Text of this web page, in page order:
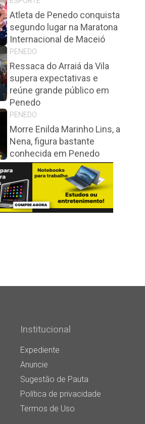
Atleta de Penedo conquista
segundo lugar na Maratona
Internacional de Maceió
PENEDO
Ressaca do Arraiá da Vila
supera expectativas e
reúne grande público em
Penedo
PENEDO
Morre Enilda Marinho Lins, a
Nena, figura bastante
conhecida em Penedo
Institucional
Expediente
Anuncie
Sugestão de Pauta
Política de privacidade
Termos de Uso